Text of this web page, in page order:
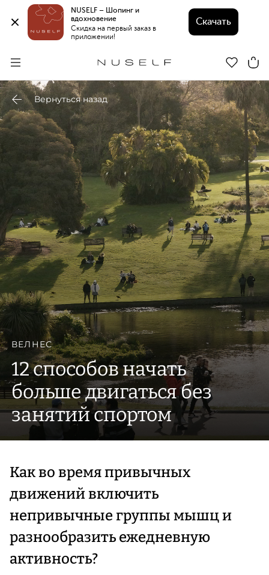
NUSELF – Шопинг и
вдохновение
Скидка на первый заказ в
приложении!
Скачать
Вернуться назад
ВЕЛНЕС
12 способов начать
больше двигаться без
занятий спортом
Как во время привычных
движений включить
непривычные группы мышц и
разнообразить ежедневную
активность?